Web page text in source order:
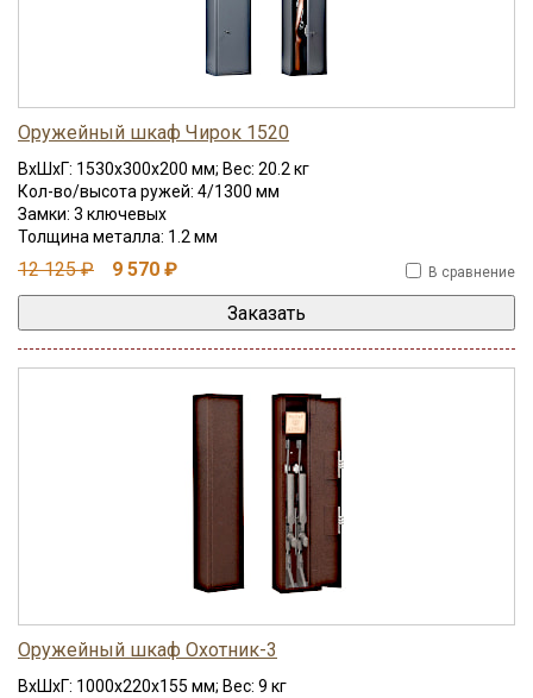
В сравнение
Оружейный шкаф Чирок 1520
ВхШхГ: 1530x300x200 мм; Вес: 20.2 кг
Кол-во/высота ружей: 4/1300 мм
Замки: 3 ключевых
Толщина металла: 1.2 мм
12 125 ₽ 9 570 ₽
Оружейный шкаф Охотник-3
ВхШхГ: 1000x220x155 мм; Вес: 9 кг